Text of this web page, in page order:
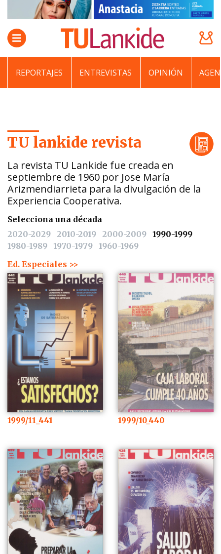
REPORTAJES ENTREVISTAS OPINIÓN
TU lankide revista
La revista TU Lankide fue creada en
septiembre de 1960 por Jose María
Arizmendiarrieta para la divulgación de la
Experiencia Cooperativa.
Selecciona una década
2020-2029
2010-2019 2000-2009 1990-1999
1980-1989
1970-1979
1960-1969
Ed. Especiales >>
1999/11_441 1999/10_440